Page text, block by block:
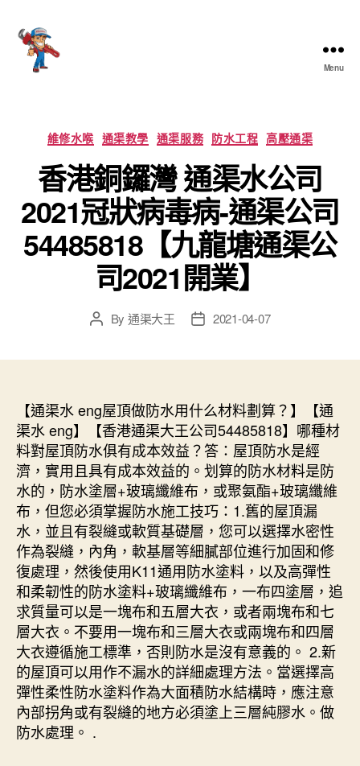
Menu
Categories
維修水喉 通渠教學 通渠服務 防水工程 高壓通渠
香港銅鑼灣 通渠水公司
2021冠狀病毒病-通渠公司
54485818【九龍塘通渠公
司2021開業】
PostBy 通渠大王
Post2021-04-07
【通渠水 eng屋頂做防水用什么材料劃算？】【通
渠水 eng】【香港通渠大王公司54485818】哪種材
料對屋頂防水俱有成本效益？答：屋頂防水是經
濟，實用且具有成本效益的。划算的防水材料是防
水的，防水塗層+玻璃纖維布，或聚氨酯+玻璃纖維
布，但您必須掌握防水施工技巧：1.舊的屋頂漏
水，並且有裂縫或軟質基礎層，您可以選擇水密性
作為裂縫，內角，軟基層等細膩部位進行加固和修
復處理，然後使用K11通用防水塗料，以及高彈性
和柔韌性的防水塗料+玻璃纖維布，一布四塗層，追
求質量可以是一塊布和五層大衣，或者兩塊布和七
層大衣。不要用一塊布和三層大衣或兩塊布和四層
大衣遵循施工標準，否則防水是沒有意義的。 2.新
的屋頂可以用作不漏水的詳細處理方法。當選擇高
彈性柔性防水塗料作為大面積防水結構時，應注意
內部拐角或有裂縫的地方必須塗上三層純膠水。做
防水處理。 .